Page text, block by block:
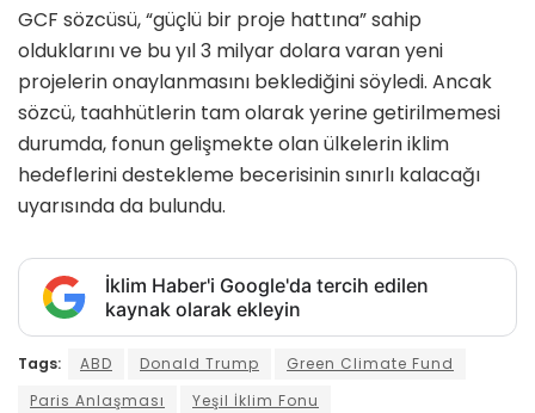
GCF sözcüsü, “güçlü bir proje hattına” sahip
olduklarını ve bu yıl 3 milyar dolara varan yeni
projelerin onaylanmasını beklediğini söyledi. Ancak
sözcü, taahhütlerin tam olarak yerine getirilmemesi
durumda, fonun gelişmekte olan ülkelerin iklim
hedeflerini destekleme becerisinin sınırlı kalacağı
uyarısında da bulundu.
İklim Haber'i Google'da tercih edilen
kaynak olarak ekleyin
Tags: ABD Donald Trump
Green Climate Fund
Paris Anlaşması
Yeşil İklim Fonu